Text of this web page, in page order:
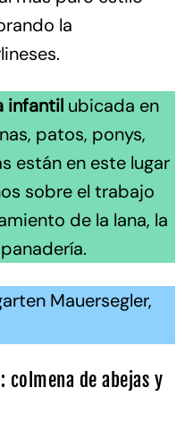
la
infantil ubicada en
patos, ponys,
están en este lugar
sobre el trabajo
de la lana, la
Mauersegler,
colmena de abejas y